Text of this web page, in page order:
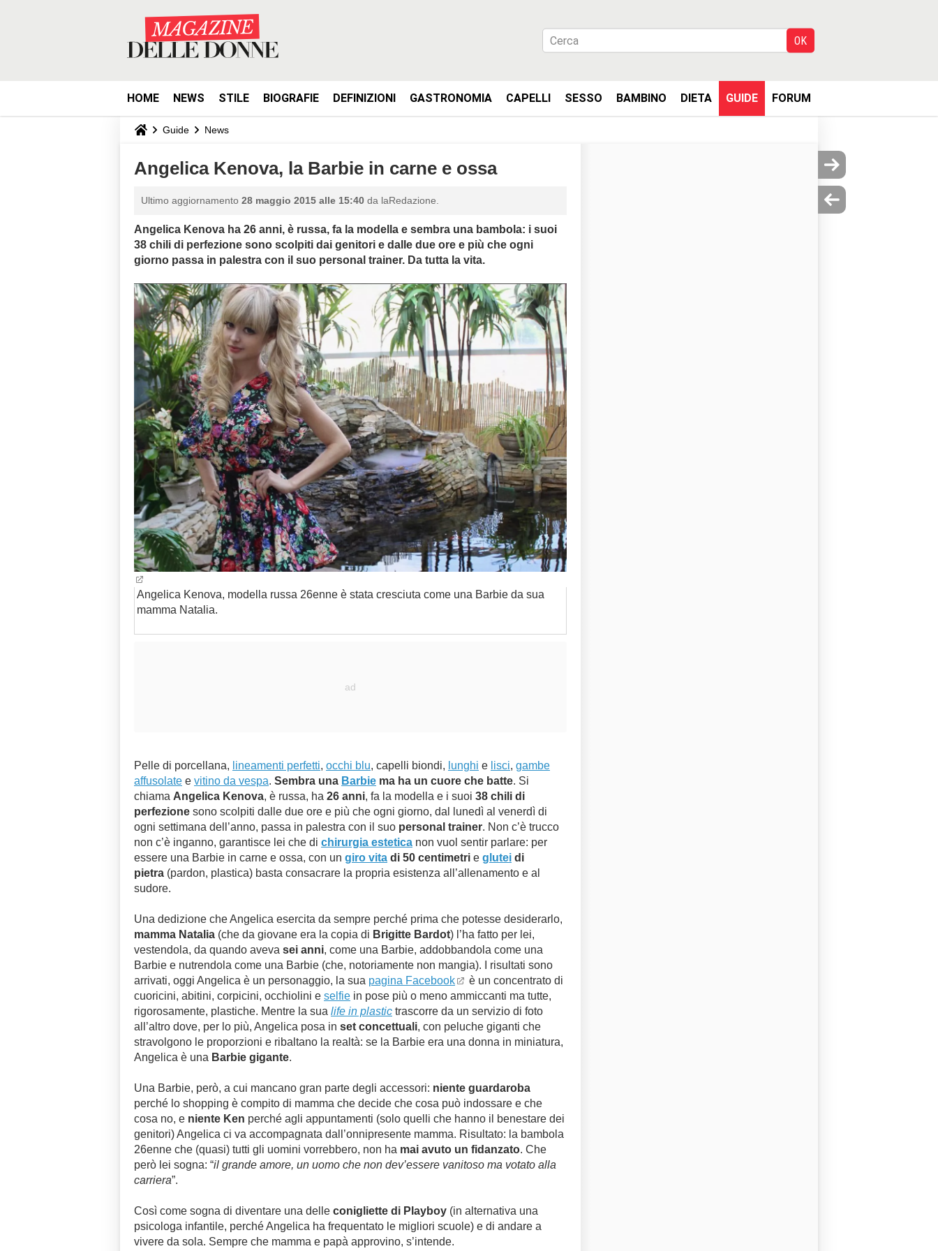
HOME NEWS STILE BIOGRAFIE DEFINIZIONI GASTRONOMIA CAPELLI SESSO BAMBINO DIETA GUIDE FORUM
Guide News
Angelica Kenova, la Barbie in carne e ossa
Ultimo aggiornamento 28 maggio 2015 alle 15:40 da laRedazione.
Angelica Kenova ha 26 anni, è russa, fa la modella e sembra una bambola: i suoi
38 chili di perfezione sono scolpiti dai genitori e dalle due ore e più che ogni
giorno passa in palestra con il suo personal trainer. Da tutta la vita.
Angelica Kenova, modella russa 26enne è stata cresciuta come una Barbie da sua
mamma Natalia.
Pelle di porcellana, lineamenti perfetti, occhi blu, capelli biondi, lunghi e lisci, gambe
affusolate e vitino da vespa. Sembra una Barbie ma ha un cuore che batte. Si
chiama Angelica Kenova, è russa, ha 26 anni, fa la modella e i suoi 38 chili di
perfezione sono scolpiti dalle due ore e più che ogni giorno, dal lunedì al venerdì di
ogni settimana dell’anno, passa in palestra con il suo personal trainer. Non c’è trucco
non c’è inganno, garantisce lei che di chirurgia estetica non vuol sentir parlare: per
essere una Barbie in carne e ossa, con un giro vita di 50 centimetri e glutei di
pietra (pardon, plastica) basta consacrare la propria esistenza all’allenamento e al
sudore.
Una dedizione che Angelica esercita da sempre perché prima che potesse desiderarlo,
mamma Natalia (che da giovane era la copia di Brigitte Bardot) l’ha fatto per lei,
vestendola, da quando aveva sei anni, come una Barbie, addobbandola come una
Barbie e nutrendola come una Barbie (che, notoriamente non mangia). I risultati sono
arrivati, oggi Angelica è un personaggio, la sua pagina Facebook
è un concentrato di
cuoricini, abitini, corpicini, occhiolini e selfie in pose più o meno ammiccanti ma tutte,
rigorosamente, plastiche. Mentre la sua life in plastic trascorre da un servizio di foto
all’altro dove, per lo più, Angelica posa in set concettuali, con peluche giganti che
stravolgono le proporzioni e ribaltano la realtà: se la Barbie era una donna in miniatura,
Angelica è una Barbie gigante.
Una Barbie, però, a cui mancano gran parte degli accessori: niente guardaroba
perché lo shopping è compito di mamma che decide che cosa può indossare e che
cosa no, e niente Ken perché agli appuntamenti (solo quelli che hanno il benestare dei
genitori) Angelica ci va accompagnata dall’onnipresente mamma. Risultato: la bambola
26enne che (quasi) tutti gli uomini vorrebbero, non ha mai avuto un fidanzato. Che
però lei sogna: “il grande amore, un uomo che non dev’essere vanitoso ma votato alla
carriera”.
Così come sogna di diventare una delle conigliette di Playboy (in alternativa una
psicologa infantile, perché Angelica ha frequentato le migliori scuole) e di andare a
vivere da sola. Sempre che mamma e papà approvino, s’intende.